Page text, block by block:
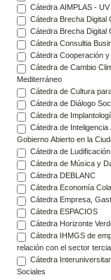
Cátedra AIMPLAS - UV
Cátedra Brecha Digital
Cátedra Brecha Digital
Cátedra Consultia
Cátedra Cooperación
Cátedra de Cambio
Mediterráneo
Cátedra de Cultura
Cátedra de Diálogo
Cátedra de
Cátedra de
Gobierno Abierto en la
Cátedra de
Cátedra de Música y
Cátedra DEBLANC
Cátedra Economía
Cátedra Empresa,
Cátedra ESPACIOS
Cátedra Horizonte
Cátedra IHMGS de
relación con el sector
Cátedra
Sociales